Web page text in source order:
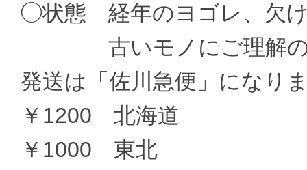
◯状態 経年のヨゴレ、欠
古いモノにご理解の上
発送は「佐川急便」になり
￥1200 北海道
￥1000 東北